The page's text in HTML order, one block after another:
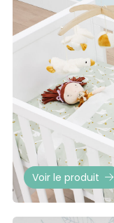
Voir le produit